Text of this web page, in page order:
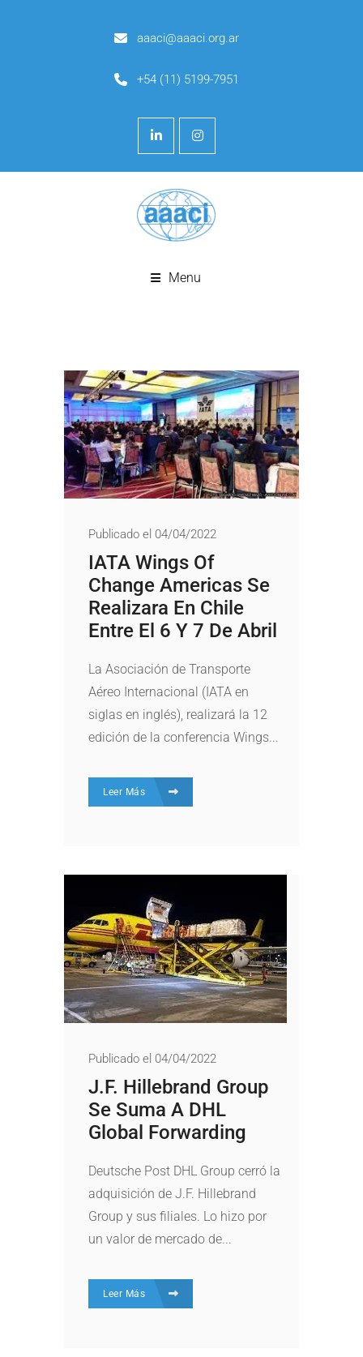
aaaci@aaaci.org.ar
+54 (11) 5199-7951
Menu
Publicado el 04/04/2022
IATA Wings Of
Change Americas Se
Realizara En Chile
Entre El 6 Y 7 De Abril
La Asociación de Transporte
Aéreo Internacional (IATA en
siglas en inglés), realizará la 12
edición de la conferencia Wings...
Leer Más
Publicado el 04/04/2022
J.F. Hillebrand Group
Se Suma A DHL
Global Forwarding
Deutsche Post DHL Group cerró la
adquisición de J.F. Hillebrand
Group y sus filiales. Lo hizo por
un valor de mercado de...
Leer Más